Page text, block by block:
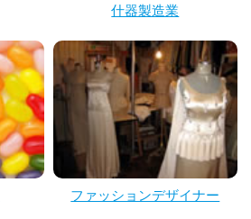
什器製造業
ファッションデザイナー